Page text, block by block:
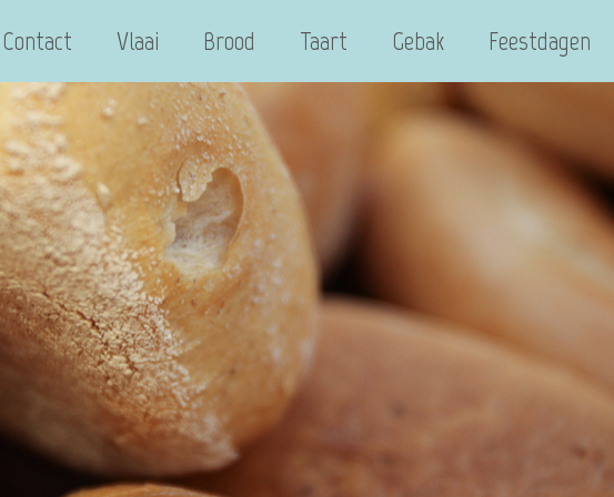
Contact Vlaai Brood Taart Gebak Feestdagen